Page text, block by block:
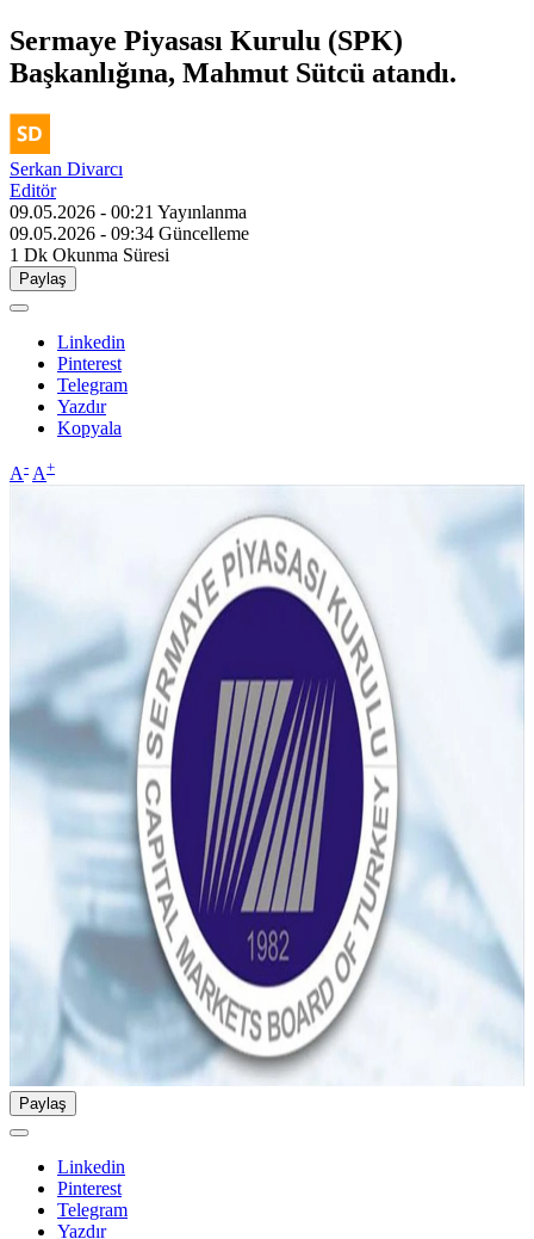
Sermaye Piyasası Kurulu (SPK)
Başkanlığına, Mahmut Sütcü atandı.
Serkan Divarcı
Editör
09.05.2026 - 00:21 Yayınlanma
09.05.2026 - 09:34 Güncelleme
1 Dk Okunma Süresi
Paylaş
Linkedin
Pinterest
Telegram
Yazdır
Kopyala
A- A+
Paylaş
Linkedin
Pinterest
Telegram
Yazdır